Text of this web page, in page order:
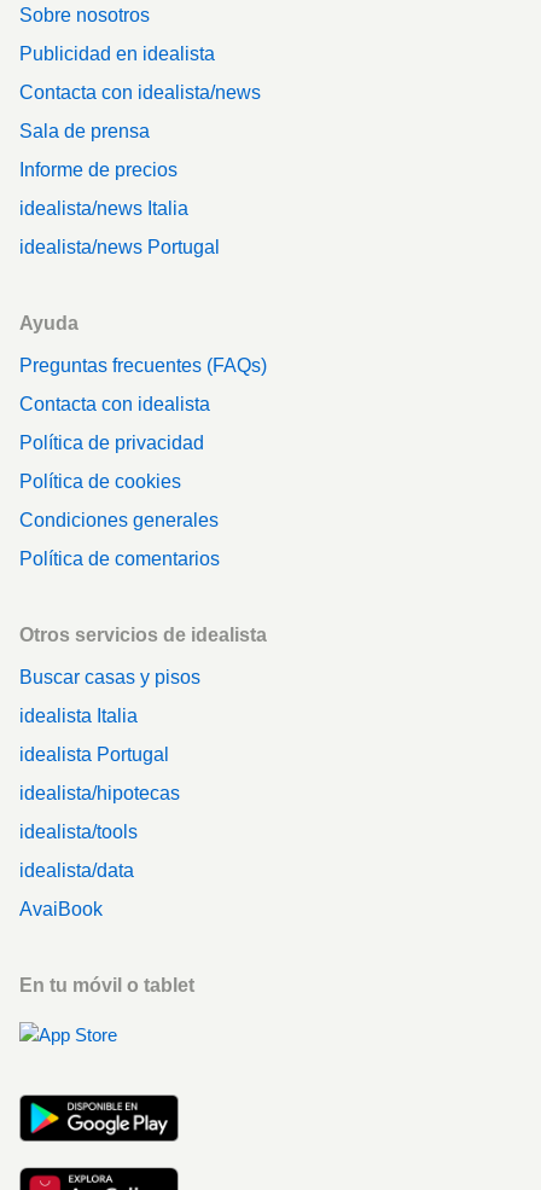
Sobre nosotros
Publicidad en idealista
Contacta con idealista/news
Sala de prensa
Informe de precios
idealista/news Italia
idealista/news Portugal
Ayuda
Preguntas frecuentes (FAQs)
Contacta con idealista
Política de privacidad
Política de cookies
Condiciones generales
Política de comentarios
Otros servicios de idealista
Buscar casas y pisos
idealista Italia
idealista Portugal
idealista/hipotecas
idealista/tools
idealista/data
AvaiBook
En tu móvil o tablet